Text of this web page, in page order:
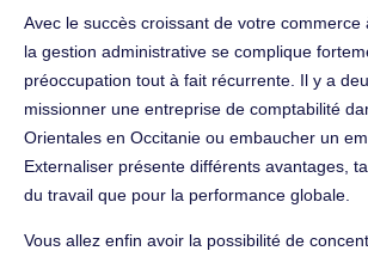
Avec le succès croissant de votre commerce
la gestion administrative se complique
préoccupation tout à fait récurrente. Il y a
missionner une entreprise de comptabilité
Orientales en Occitanie ou embaucher un
Externaliser présente différents avantages,
du travail que pour la performance globale.
Vous allez enfin avoir la possibilité de